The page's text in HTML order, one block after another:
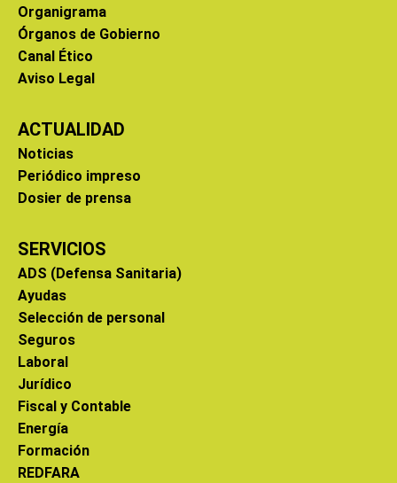
Organigrama
Órganos de Gobierno
Canal Ético
Aviso Legal
ACTUALIDAD
Noticias
Periódico impreso
Dosier de prensa
SERVICIOS
ADS (Defensa Sanitaria)
Ayudas
Selección de personal
Seguros
Laboral
Jurídico
Fiscal y Contable
Energía
Formación
REDFARA